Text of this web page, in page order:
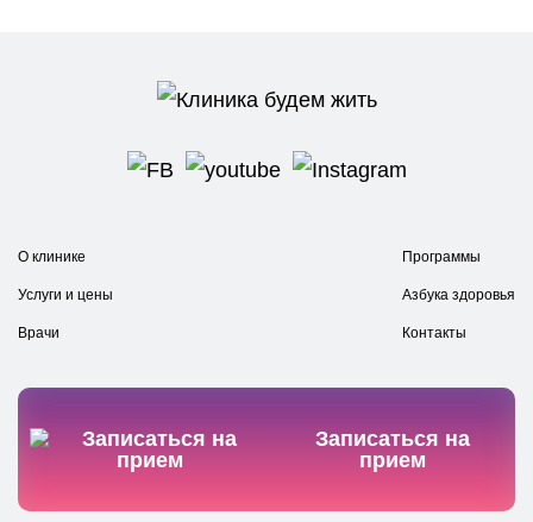
О клинике
Услуги и цены
Врачи
Программы
Азбука здоровья
Контакты
Записаться на
прием